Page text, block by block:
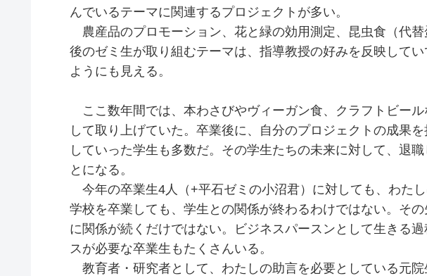
んでいるテーマに関連するプロジェクトが多い。
農産品のプロモーション、花と緑の効用測定、昆虫食（代
後のゼミ生が取り組むテーマは、指導教授の好みを反映して
ようにも見える。
ここ数年間では、本わさびやヴィーガン食、クラフトビール
して取り上げていた。卒業後に、自分のプロジェクトの成果
していった学生も多数だ。その学生たちの未来に対して、退
とになる。
今年の卒業生4人（+平石ゼミの小沼君）に対しても、わたし
学校を卒業しても、学生との関係が終わるわけではない。そ
に関係が続くだけではない。ビジネスパースンとして生きる
スが必要な卒業生もたくさんいる。
教育者・研究者として、わたしの助言を必要としている元